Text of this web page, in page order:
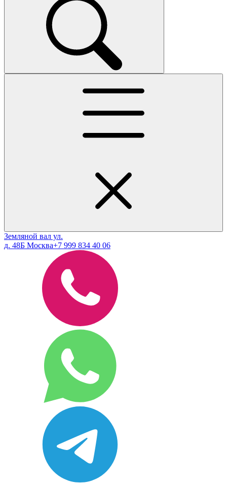
Земляной вал ул.
д. 48Б Москва+7 999 834 40 06